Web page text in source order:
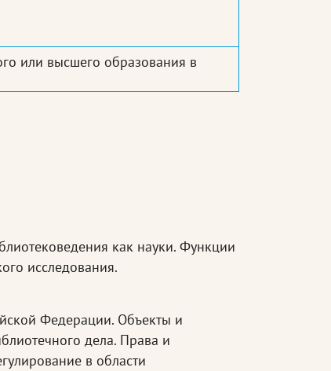
или высшего образования в
как науки. Функции
исследования.
Федерации. Объекты и
дела. Права и
в области